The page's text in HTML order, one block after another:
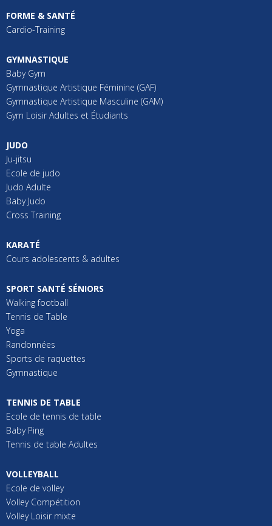
FORME & SANTÉ
Cardio-Training
GYMNASTIQUE
Baby Gym
Gymnastique Artistique Féminine (GAF)
Gymnastique Artistique Masculine (GAM)
Gym Loisir Adultes et Étudiants
JUDO
Ju-jitsu
Ecole de judo
Judo Adulte
Baby Judo
Cross Training
KARATÉ
Cours adolescents & adultes
SPORT SANTÉ SÉNIORS
Walking football
Tennis de Table
Yoga
Randonnées
Sports de raquettes
Gymnastique
TENNIS DE TABLE
Ecole de tennis de table
Baby Ping
Tennis de table Adultes
VOLLEYBALL
Ecole de volley
Volley Compétition
Volley Loisir mixte